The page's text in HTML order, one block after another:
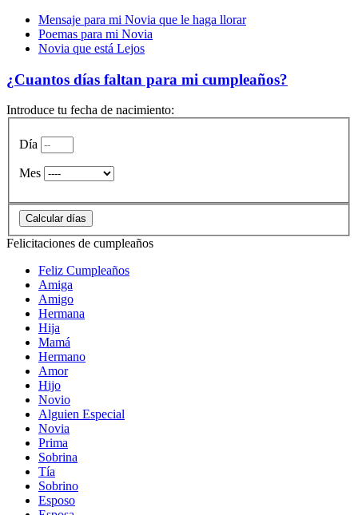
Mensaje para mi Novia que le haga llorar
Poemas para mi Novia
Novia que está Lejos
¿Cuantos días faltan para mi cumpleaños?
Introduce tu fecha de nacimiento:
Día
Mes
Felicitaciones de cumpleaños
Feliz Cumpleaños
Amiga
Amigo
Hermana
Hija
Mamá
Hermano
Amor
Hijo
Novio
Alguien Especial
Novia
Prima
Sobrina
Tía
Sobrino
Esposo